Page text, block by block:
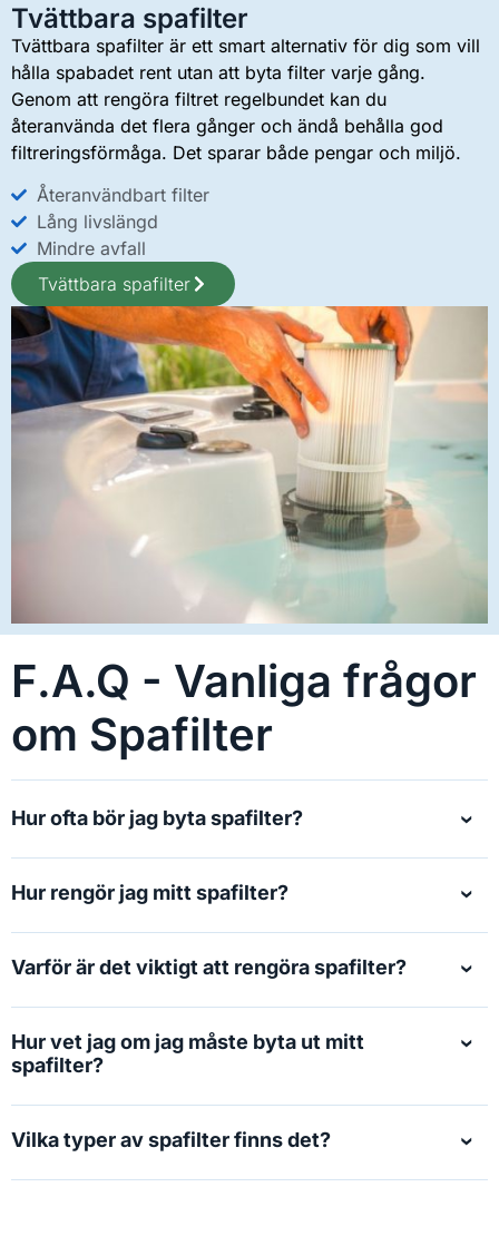
Tvättbara spafilter
Tvättbara spafilter är ett smart alternativ för dig som vill
hålla spabadet rent utan att byta filter varje gång.
Genom att rengöra filtret regelbundet kan du
återanvända det flera gånger och ändå behålla god
filtreringsförmåga. Det sparar både pengar och miljö.
Återanvändbart filter
Lång livslängd
Mindre avfall
Tvättbara spafilter
F.A.Q - Vanliga frågor
om Spafilter
Hur ofta bör jag byta spafilter?
Hur rengör jag mitt spafilter?
Varför är det viktigt att rengöra spafilter?
Hur vet jag om jag måste byta ut mitt
spafilter?
Vilka typer av spafilter finns det?